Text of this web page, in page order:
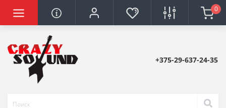
0
+375-29-637-24-35